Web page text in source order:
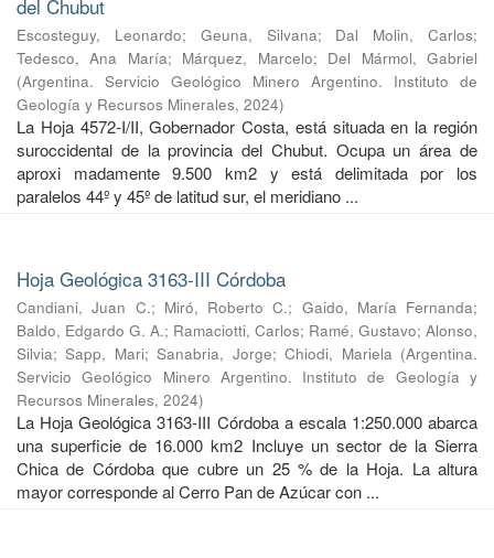
del Chubut
Escosteguy, Leonardo; Geuna, Silvana; Dal Molin, Carlos;
Tedesco, Ana María; Márquez, Marcelo; Del Mármol, Gabriel
(Argentina. Servicio Geológico Minero Argentino. Instituto de
Geología y Recursos Minerales, 2024)
La Hoja 4572-I/II, Gobernador Costa, está situada en la región
suroccidental de la provincia del Chubut. Ocupa un área de
aproxi madamente 9.500 km2 y está delimitada por los
paralelos 44º y 45º de latitud sur, el meridiano ...
Hoja Geológica 3163-III Córdoba
Candiani, Juan C.; Miró, Roberto C.; Gaido, María Fernanda;
Baldo, Edgardo G. A.; Ramaciotti, Carlos; Ramé, Gustavo; Alonso,
Silvia;Sapp, Mari;Sanabria, Jorge;Chiodi, Mariela (Argentina.
Servicio Geológico Minero Argentino. Instituto de Geología y
Recursos Minerales, 2024)
La Hoja Geológica 3163-III Córdoba a escala 1:250.000 abarca
una superficie de 16.000 km2 Incluye un sector de la Sierra
Chica de Córdoba que cubre un 25 % de la Hoja. La altura
mayor corresponde al Cerro Pan de Azúcar con ...